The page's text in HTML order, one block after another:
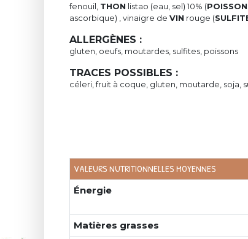
fenouil, THON listao (eau, sel) 10% (
ascorbique) , vinaigre de VIN rouge (
ALLERGÈNES :
gluten, oeufs, moutardes, sulfites, poissons
TRACES POSSIBLES :
céleri, fruit à coque, gluten, moutarde, soja,
VALEURS NUTRITIONNELLES MOYENNES
Énergie
Matières grasses